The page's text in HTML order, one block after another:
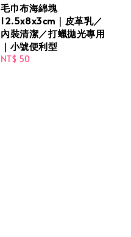
毛巾布海綿塊
12.5x8x3cm｜皮革乳／
內裝清潔／打蠟拋光專用
｜小號便利型
Regular
NT$ 50